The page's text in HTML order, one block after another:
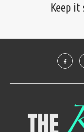
Keep